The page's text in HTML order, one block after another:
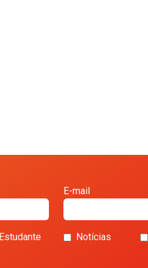
E-mail
Estudante Notícias